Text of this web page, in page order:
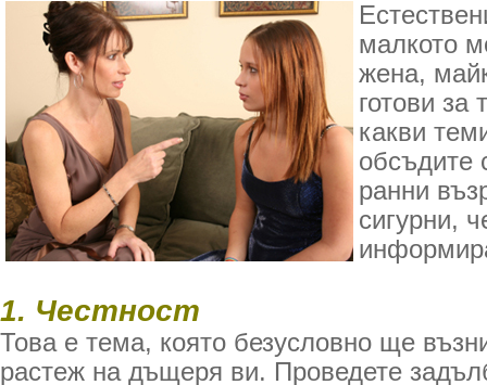
малкото
жена,
готови за
какви
обсъдите
ранни
сигурни,
1. Честност
Това е тема, която безусловно ще
растеж на дъщеря ви. Проведете